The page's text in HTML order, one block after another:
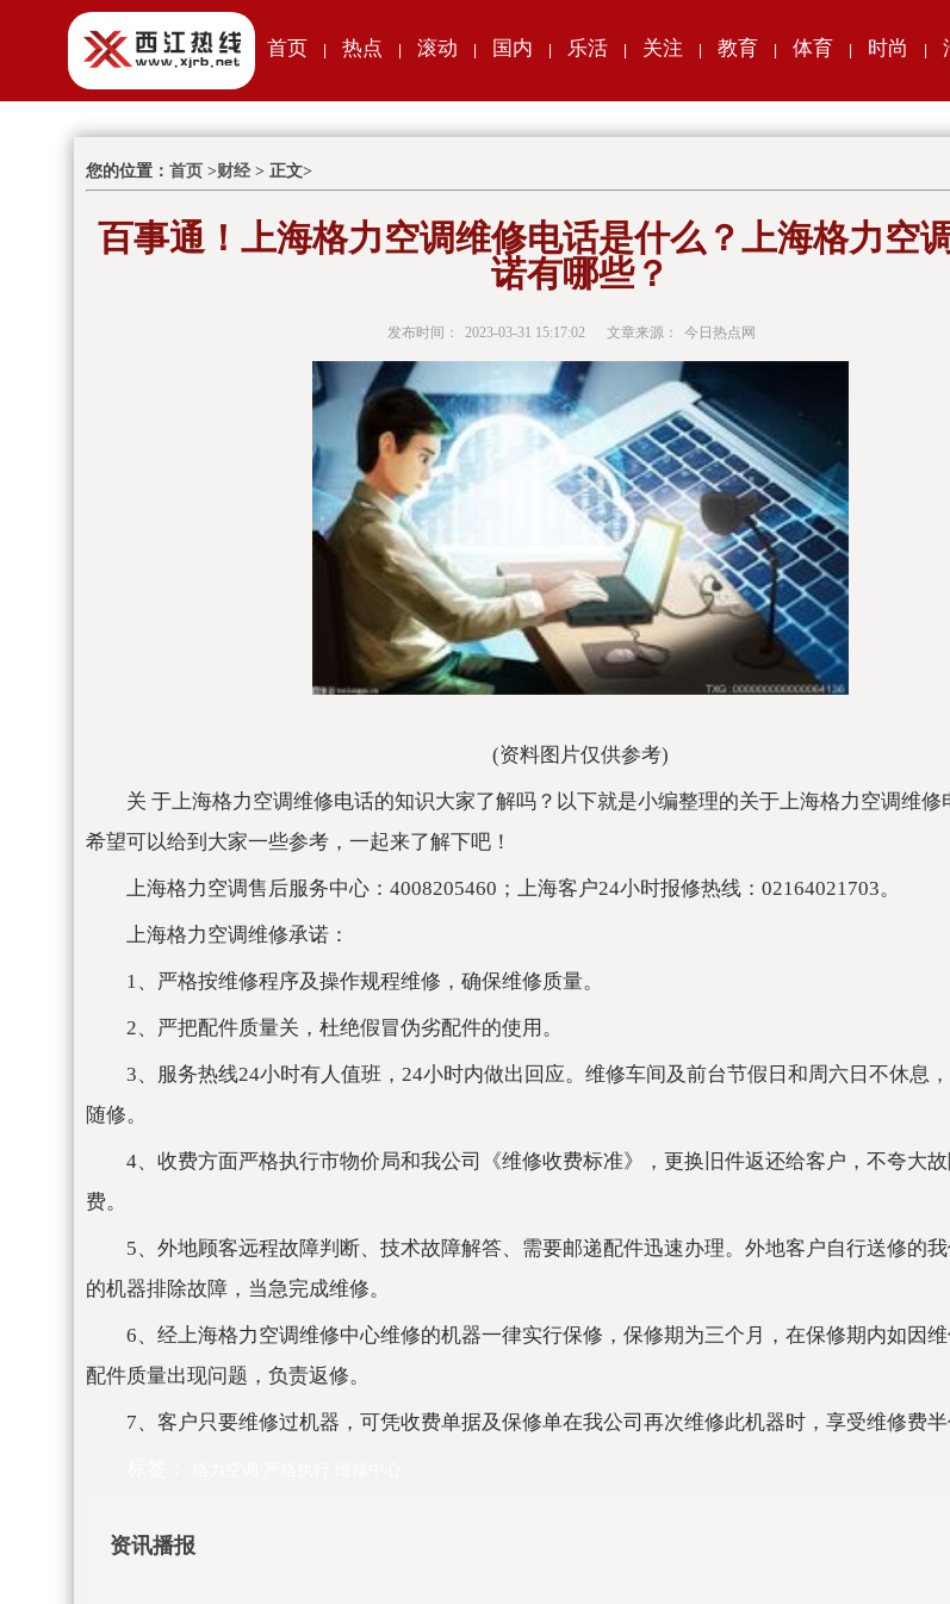
首页 热点 滚动 国内 乐活 关注 教育 体育 时尚
您的位置： 首页 >财经> 正文>
百事通！上海格力空调维修电话是什么？上海格力空
诺有哪些？
发布时间： 2023-03-31 15:17:02 文章来源： 今日热点网
(资料图片仅供参考)
关 于上海格力空调维修电话的知识大家了解吗？以下就是小编整理的关于上海格力空调维修
希望可以给到大家一些参考，一起来了解下吧！
上海格力空调售后服务中心：4008205460；上海客户24小时报修热线：02164021703。
上海格力空调维修承诺：
1、严格按维修程序及操作规程维修，确保维修质量。
2、严把配件质量关，杜绝假冒伪劣配件的使用。
3、服务热线24小时有人值班，24小时内做出回应。维修车间及前台节假日和周六日不休息
随修。
4、收费方面严格执行市物价局和我公司《维修收费标准》，更换旧件返还给客户，不夸大
费。
5、外地顾客远程故障判断、技术故障解答、需要邮递配件迅速办理。外地客户自行送修的
的机器排除故障，当急完成维修。
6、经上海格力空调维修中心维修的机器一律实行保修，保修期为三个月，在保修期内如因
配件质量出现问题，负责返修。
7、客户只要维修过机器，可凭收费单据及保修单在我公司再次维修此机器时，享受维修费半
资讯播报